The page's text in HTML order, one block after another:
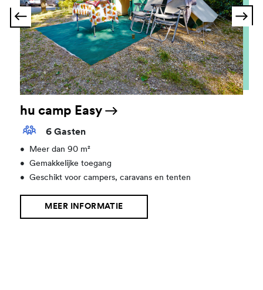
hu camp Easy
6 Gasten
•
Meer dan 90 m²
•
Gemakkelijke toegang
•
Geschikt voor campers, caravans en tenten
MEER INFORMATIE